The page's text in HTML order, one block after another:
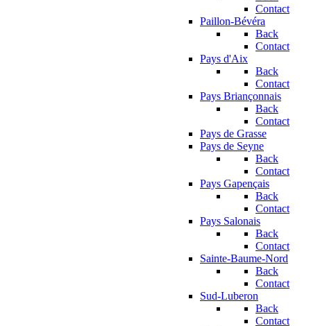
Contact
Paillon-Bévéra
Back
Contact
Pays d'Aix
Back
Contact
Pays Briançonnais
Back
Contact
Pays de Grasse
Pays de Seyne
Back
Contact
Pays Gapençais
Back
Contact
Pays Salonais
Back
Contact
Sainte-Baume-Nord
Back
Contact
Sud-Luberon
Back
Contact